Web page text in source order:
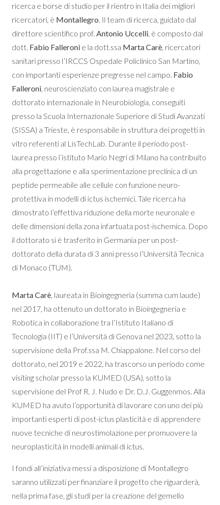
ricerca e borse di studio per il rientro in Italia dei migliori
ricercatori, è Montallegro. Il team di ricerca, guidato dal
direttore scientifico prof. Antonio Uccelli, è composto dal
dott. Fabio Falleroni e la dott.ssa Marta Carè, ricercatori
sanitari presso l’IRCCS Ospedale Policlinico San Martino,
con importanti esperienze pregresse nel campo. Fabio
Falleroni, neuroscienziato con laurea magistrale e
dottorato internazionale in Neurobiologia, conseguiti
presso la Scuola Internazionale Superiore di Studi Avanzati
(SISSA) a Trieste, è responsabile in struttura dei progetti in
vitro referenti al LisTechLab. Durante il periodo post-
laurea presso l’istituto Mario Negri di Milano ha contribuito
alla progettazione e alla sperimentazione preclinica di un
peptide permeabile alle cellule con funzione neuro-
protettiva in modelli di ictus ischemici. Tale ricerca ha
dimostrato l’effettiva riduzione della morte neuronale e
delle dimensioni della zona infartuata post-ischemica. Dopo
il dottorato si è trasferito in Germania per un post-
dottorato della durata di 3 anni presso l’Università Tecnica
di Monaco (TUM).
Marta Carè, laureata in Bioingegneria (summa cum laude)
nel 2017, ha ottenuto un dottorato in Bioingegneria e
Robotica in collaborazione tra l’Istituto Italiano di
Tecnologia (IIT) e l’Università di Genova nel 2023, sotto la
supervisione della Prof.ssa M. Chiappalone. Nel corso del
dottorato, nel 2019 e 2022, ha trascorso un periodo come
visiting scholar presso la KUMED (USA), sotto la
supervisione del Prof R. J. Nudo e Dr. D.J. Guggenmos. Alla
KUMED ha avuto l’opportunità di lavorare con uno dei più
importanti esperti di post-ictus plasticità e di apprendere
nuove tecniche di neurostimolazione per promuovere la
neuroplasticità in modelli animali di ictus.
I fondi all’iniziativa messi a disposizione di Montallegro
saranno utilizzati per finanziare il progetto che riguarderà,
nella prima fase, gli studi per la creazione del gemello